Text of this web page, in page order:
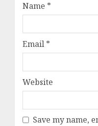
Name *
Email *
Website
Save my name,